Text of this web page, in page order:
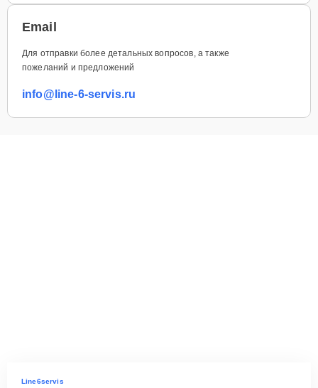
Email
Для отправки более детальных вопросов, а также
пожеланий и предложений
info@line-6-servis.ru
Line6servis